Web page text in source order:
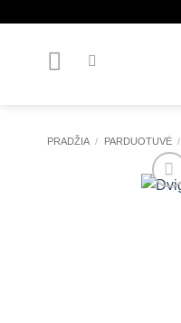
PRADŽIA / PARDUOTUVĖ /